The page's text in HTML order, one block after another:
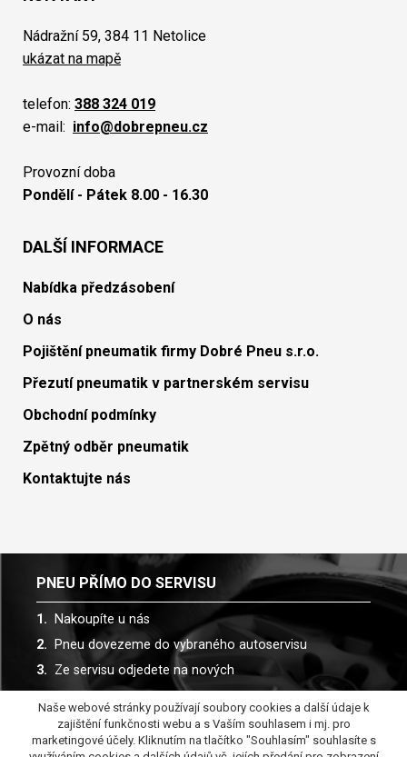
Nádražní 59, 384 11 Netolice
ukázat na mapě
telefon: 388 324 019
e-mail: info@dobrepneu.cz
Provozní doba
Pondělí - Pátek 8.00 - 16.30
DALŠÍ INFORMACE
Nabídka předzásobení
O nás
Pojištění pneumatik firmy Dobré Pneu s.r.o.
Přezutí pneumatik v partnerském servisu
Obchodní podmínky
Zpětný odběr pneumatik
Kontaktujte nás
PNEU PŘÍMO DO SERVISU
Nakoupíte u nás
Pneu dovezeme do vybraného autoservisu
Ze servisu odjedete na nových
Spolupracujeme s více než 30 autoservisy
Naše webové stránky používají soubory cookies a další údaje k
zajištění funkčnosti webu a s Vaším souhlasem i mj. pro
marketingové účely. Kliknutím na tlačítko "Souhlasím" souhlasíte s